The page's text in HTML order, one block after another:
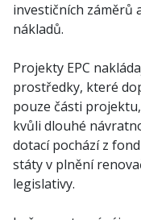
investičních záměrů
nákladů.
Projekty EPC
prostředky, které
pouze části
kvůli dlouhé
dotací pochází z
státy v plnění
legislativy.